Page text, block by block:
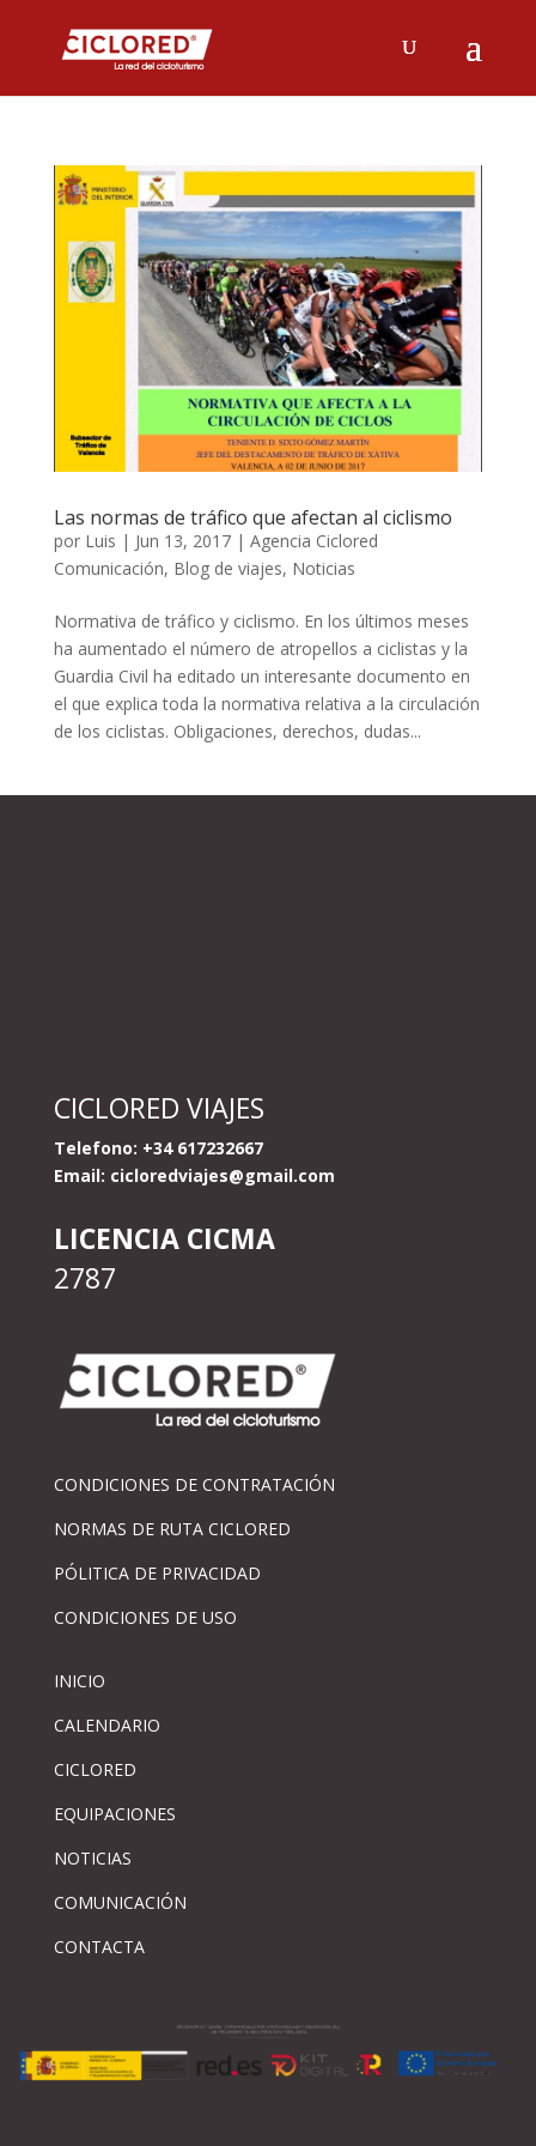
Las normas de tráfico que afectan al ciclismo
por Luis | Jun 13, 2017| Agencia Ciclored
Comunicación, Blog de viajes, Noticias
Normativa de tráfico y ciclismo. En los últimos meses
ha aumentado el número de atropellos a ciclistas y la
Guardia Civil ha editado un interesante documento en
el que explica toda la normativa relativa a la circulación
de los ciclistas. Obligaciones, derechos, dudas...
CICLORED VIAJES
Telefono: +34 617232667
Email: cicloredviajes@gmail.com
LICENCIA CICMA
2787
CONDICIONES DE CONTRATACIÓN
NORMAS DE RUTA CICLORED
PÓLITICA DE PRIVACIDAD
CONDICIONES DE USO
INICIO
CALENDARIO
CICLORED
EQUIPACIONES
NOTICIAS
COMUNICACIÓN
CONTACTA